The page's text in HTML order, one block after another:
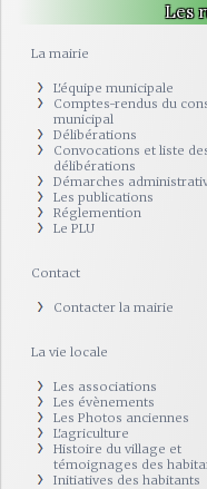
Les
La mairie
L'équipe municipale
Comptes-rendus du
municipal
Délibérations
Convocations et liste
délibérations
Démarches
Les publications
Réglemention
Le PLU
Contact
Contacter la mairie
La vie locale
Les associations
Les évènements
Les Photos anciennes
L'agriculture
Histoire du village et
témoignages des
Initiatives des habitants